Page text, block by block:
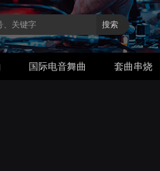
搜索
国际电音舞曲 套曲串烧